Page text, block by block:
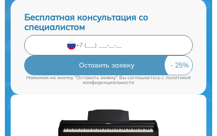
Бесплатная консультация со
специалистом
Оставить заявку
Нажимая на кнопку "Оставить заявку" Вы соглашаетесь cполитикой
конфиденциальности